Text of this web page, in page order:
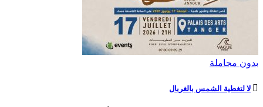
بدون مجاملة
لا لتغطية الشمس بالغربال